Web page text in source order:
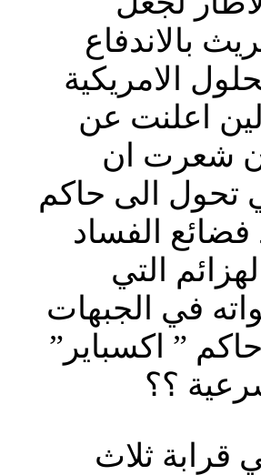
بالاندفاع
الامريكية
اعلنت عن
شعرت ان
تحول الى حاكم
فضائع الفساد
التي
في الجبهات
” اكسباير”
؟؟
قرابة ثلاث